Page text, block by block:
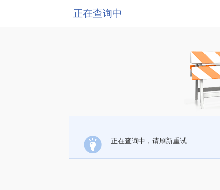
正在查询中
正在查询中，请刷新重试